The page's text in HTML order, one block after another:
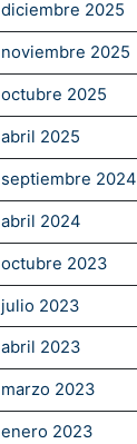
diciembre 2025
noviembre 2025
octubre 2025
abril 2025
septiembre 2024
abril 2024
octubre 2023
julio 2023
abril 2023
marzo 2023
enero 2023